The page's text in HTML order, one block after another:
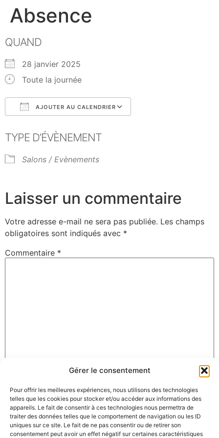
Gérer le consentement
Pour offrir les meilleures expériences, nous utilisons des technologies
telles que les cookies pour stocker et/ou accéder aux informations des
appareils. Le fait de consentir à ces technologies nous permettra de
traiter des données telles que le comportement de navigation ou les ID
uniques sur ce site. Le fait de ne pas consentir ou de retirer son
consentement peut avoir un effet négatif sur certaines caractéristiques
Absence
QUAND
28 janvier 2025
Toute la journée
AJOUTER AU CALENDRIER
TYPE D’ÉVÈNEMENT
Salons / Evènements
Laisser un commentaire
Votre adresse e-mail ne sera pas publiée. Les champs
obligatoires sont indiqués avec *
Commentaire *
E-mail*